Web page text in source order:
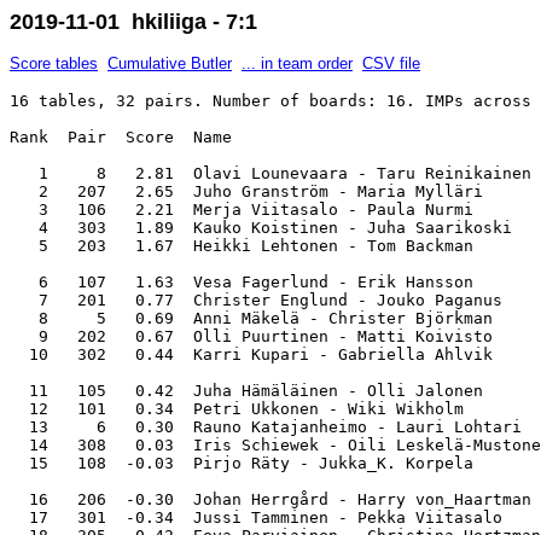
2019-11-01 hkiliiga - 7:1
Score tables Cumulative Butler ... in team order CSV file
16 tables, 32 pairs. Number of boards: 16. IMPs
Rank  Pair  Score  Name
1     8   2.81  Olavi Lounevaara - Taru
2   207   2.65  Juho Granström - Maria Mylläri
3   106   2.21  Merja Viitasalo - Paula Nurmi
4   303   1.89  Kauko Koistinen - Juha
5   203   1.67  Heikki Lehtonen - Tom Backman
6   107   1.63  Vesa Fagerlund - Erik Hansson
7   201   0.77  Christer Englund - Jouko
8     5   0.69  Anni Mäkelä - Christer Björkman
9   202   0.67  Olli Puurtinen - Matti
10   302   0.44  Karri Kupari - Gabriella Ahlvik
11   105   0.42  Juha Hämäläinen - Olli Jalonen
12   101   0.34  Petri Ukkonen - Wiki Wikholm
13     6   0.30  Rauno Katajanheimo - Lauri
14   308   0.03  Iris Schiewek - Oili Leskelä-
15   108  -0.03  Pirjo Räty - Jukka_K. Korpela
16   206  -0.30  Johan Herrgård - Harry
17   301  -0.34  Jussi Tamminen - Pekka